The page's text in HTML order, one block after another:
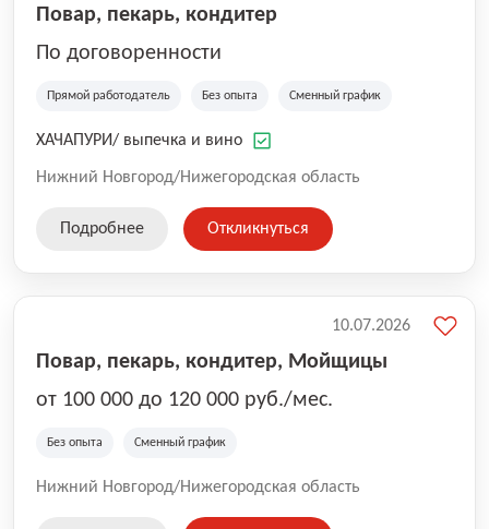
Повар, пекарь, кондитер
По договоренности
Прямой работодатель Без опыта Сменный график
ХАЧАПУРИ/ выпечка и вино
Нижний Новгород/Нижегородская область
Подробнее Откликнуться
Повар, пекарь, кондитер, Мойщицы
от 100 000 до 120 000 руб./мес.
Без опыта Сменный график
Нижний Новгород/Нижегородская область
10.07.2026